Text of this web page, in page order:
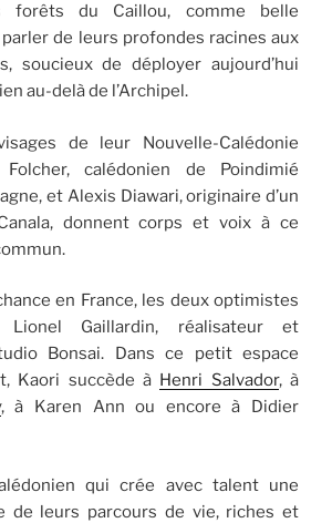
forêts du Caillou, comme belle
de leurs profondes racines aux
soucieux de déployer aujourd’hui
au-delà de l’Archipel.
de leur Nouvelle-Calédonie
calédonien de Poindimié
et Alexis Diawari, originaire d’un
donnent corps et voix à ce
en France, les deux optimistes
Gaillardin, réalisateur et
Bonsai. Dans ce petit espace
Kaori succède à Henri Salvador, à
, à Karen Ann ou encore à Didier
qui crée avec talent une
de leurs parcours de vie, riches et